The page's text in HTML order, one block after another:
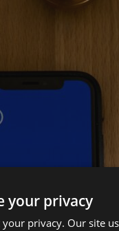
your privacy
privacy. Our site